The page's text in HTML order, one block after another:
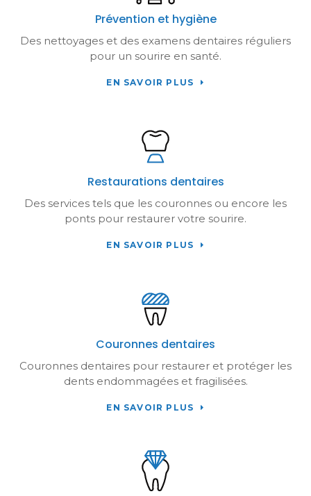
Prévention et hygiène
Des nettoyages et des examens dentaires réguliers
pour un sourire en santé.
EN SAVOIR PLUS
Restaurations dentaires
Des services tels que les couronnes ou encore les
ponts pour restaurer votre sourire.
EN SAVOIR PLUS
Couronnes dentaires
Couronnes dentaires pour restaurer et protéger les
dents endommagées et fragilisées.
EN SAVOIR PLUS